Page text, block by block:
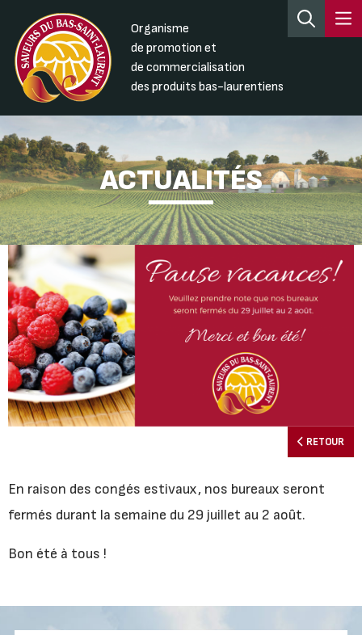
Organisme
de promotion et
de commercialisation
des produits bas-laurentiens
ACTUALITÉS
RETOUR
En raison des congés estivaux, nos bureaux seront
fermés durant la semaine du 29 juillet au 2 août.
Bon été à tous !